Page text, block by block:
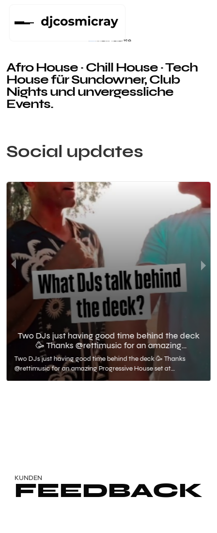
House und Techno
DJ am Bodensee
Afro House · Chill House · Tech
House für Sundowner, Club
Nights und unvergessliche
Events.
Social updates
KUNDEN
FEEDBACK